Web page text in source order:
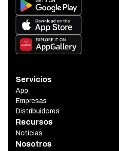
Servicios
App
Empresas
Distribuidores
Recursos
Noticias
Nosotros